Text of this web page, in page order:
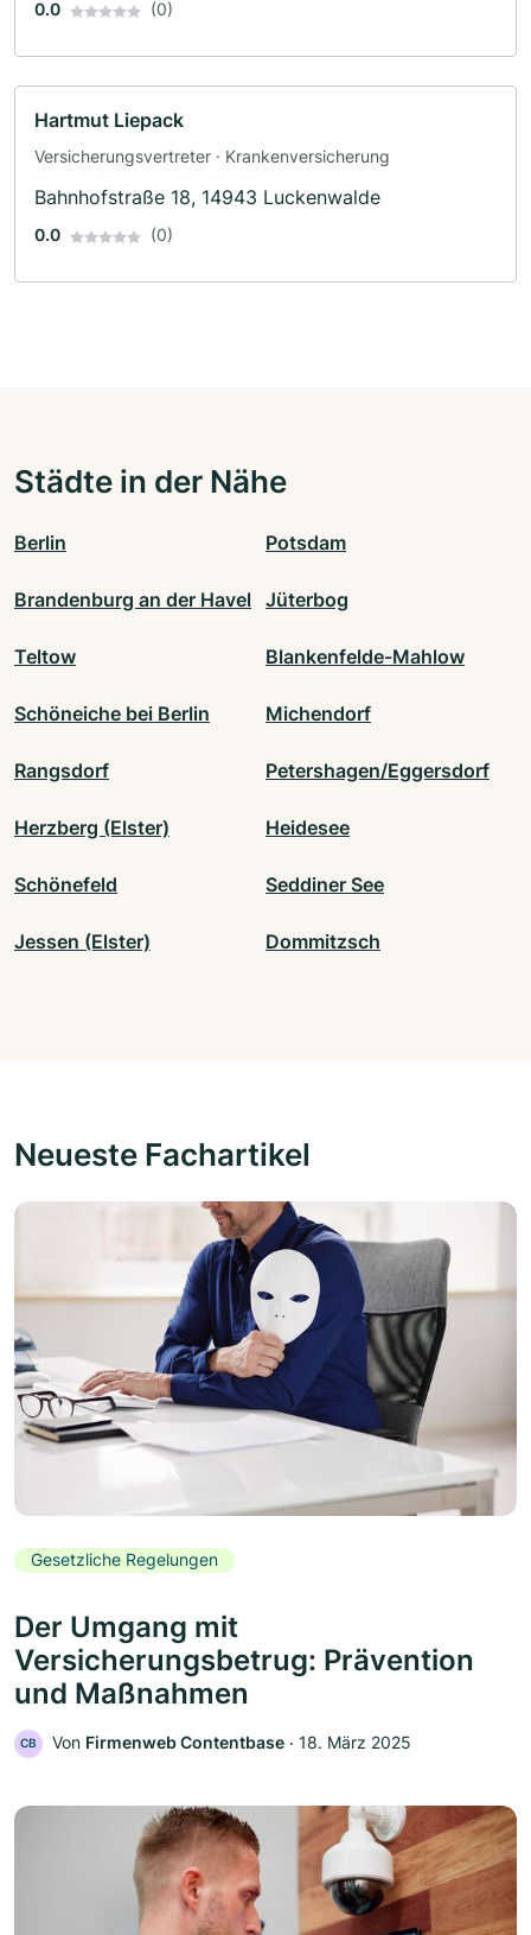
0.0 (0)
Hartmut Liepack
Versicherungsvertreter · Krankenversicherung
Bahnhofstraße 18, 14943 Luckenwalde
0.0 (0)
Städte in der Nähe
Berlin Potsdam
Brandenburg an der Havel Jüterbog
Teltow Blankenfelde-Mahlow
Schöneiche bei Berlin Michendorf
Rangsdorf Petershagen/Eggersdorf
Herzberg (Elster) Heidesee
Schönefeld Seddiner See
Jessen (Elster) Dommitzsch
Neueste Fachartikel
Gesetzliche Regelungen
Der Umgang mit
Versicherungsbetrug: Prävention
und Maßnahmen
CB Von Firmenweb Contentbase ‧ 18. März 2025